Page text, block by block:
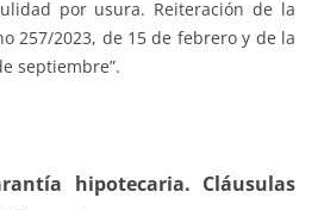
por usura. Reiteración de la
257/2023, de 15 de febrero y de la
septiembre”.
hipotecaria. Cláusulas